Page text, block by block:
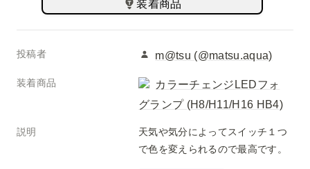
装着商品
投稿者 m@tsu (@matsu.aqua)
装着商品
カラーチェンジLEDフォ
グランプ (H8/H11/H16 HB4)
説明
天気や気分によってスイッチ１つ
で色を変えられるので最高です。